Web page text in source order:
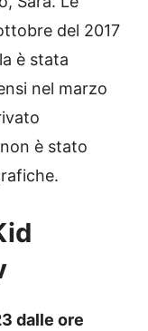
del 2017
è stata
nel marzo
è stato
dalle ore